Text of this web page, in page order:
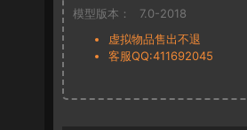
模型版本：
7.0-2018
虚拟物品售出不退
客服QQ:411692045